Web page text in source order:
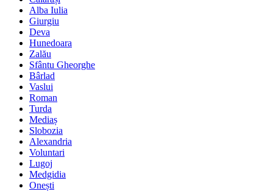
Alba Iulia
Giurgiu
Deva
Hunedoara
Zalău
Sfântu Gheorghe
Bârlad
Vaslui
Roman
Turda
Mediaș
Slobozia
Alexandria
Voluntari
Lugoj
Medgidia
Onești